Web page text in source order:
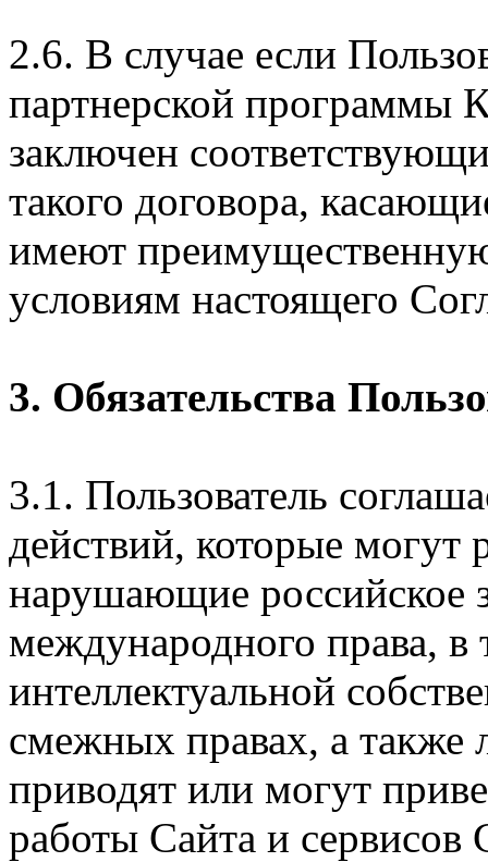
2.6. В случае если
партнерской программы
заключен
такого договора,
имеют
условиям настоящего
3. Обязательства
3.1. Пользователь
действий, которые могут
нарушающие российское
международного права, в
интеллектуальной
смежных правах, а также
приводят или могут
работы Сайта и сервисов